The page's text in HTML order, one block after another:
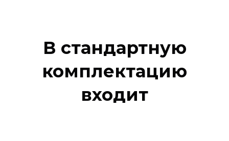
В стандартную
комплектацию
входит